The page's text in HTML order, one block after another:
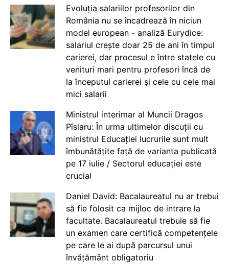
Evoluția salariilor profesorilor din
România nu se încadrează în niciun
model european - analiză Eurydice:
salariul crește doar 25 de ani în timpul
carierei, dar procesul e între statele cu
venituri mari pentru profesori încă de
la începutul carierei și cele cu cele mai
mici salarii
Ministrul interimar al Muncii Dragos
Pîslaru: În urma ultimelor discuții cu
ministrul Educației lucrurile sunt mult
îmbunătățite față de varianta publicată
pe 17 iulie / Sectorul educației este
crucial
Daniel David: Bacalaureatul nu ar trebui
să fie folosit ca mijloc de intrare la
facultate. Bacalaureatul trebuie să fie
un examen care certifică competențele
pe care le ai după parcursul unui
învățământ obligatoriu